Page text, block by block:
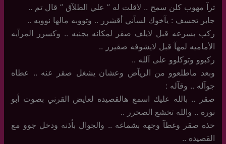
ترآ مهوب كلن سمح .. لاقلت له ” علي الطلآق ” قال تم ..
جابر تحسف : يآخوك لسآني أقشرر .. وتووبه مالها نووبه ..
ركب بسرعه قبل لايلف صقر لمكانه بجنبه .. وكسرر المرآيه
الأماميه لمهآ قبل لايشوفه صقيرر ..
ركبوو وتوكلوو على آلله ..
وبعد ماطلعوو من الريآض وعشان يشغل صقر عنه .. عطاه
جوآله .. وقآله :
صقر .. بالله عليك اسمع هالقصيده لعايض القرني بصوت أبو
نوره .. والله تخشع الصخرر .. ‏
خذه صقر وغطآ وجهه بشماغه .. والجوال بأذنه ودخل جوو مع
القصيده ..